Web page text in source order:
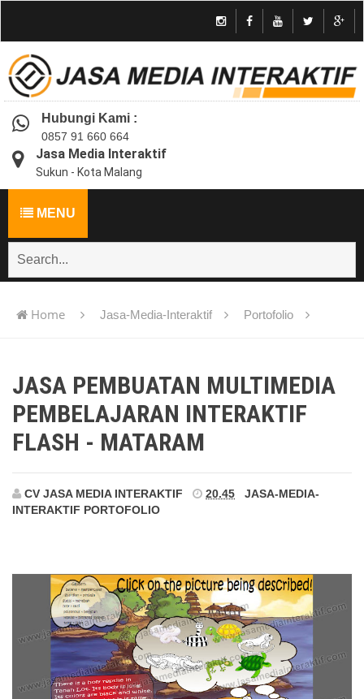
Hubungi Kami :
0857 91 660 664
Jasa Media Interaktif
Sukun - Kota Malang
MENU
Home Jasa-Media-Interaktif Portofolio
JASA PEMBUATAN MULTIMEDIA
PEMBELAJARAN INTERAKTIF
FLASH - MATARAM
CV JASA MEDIA INTERAKTIF 20.45
JASA-MEDIA-
INTERAKTIF PORTOFOLIO